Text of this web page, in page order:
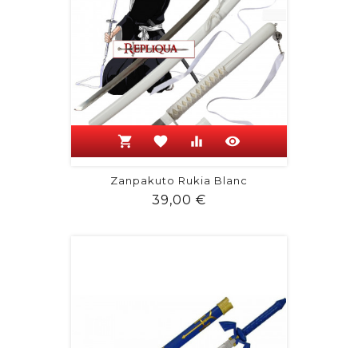
shopping_cart favorite equalizer visibility
Zanpakuto Rukia Blanc
39,00 €